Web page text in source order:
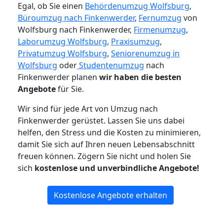
Egal, ob Sie einen Behördenumzug Wolfsburg,
Büroumzug nach Finkenwerder, Fernumzug von
Wolfsburg nach Finkenwerder, Firmenumzug,
Laborumzug Wolfsburg, Praxisumzug,
Privatumzug Wolfsburg, Seniorenumzug in
Wolfsburg oderStudentenumzug nach
Finkenwerder planen wir haben die besten
Angebotefür Sie.
Wir sind für jede Art von Umzug nach
Finkenwerder gerüstet. Lassen Sie uns dabei
helfen, den Stress und die Kosten zu minimieren,
damit Sie sich auf Ihren neuen Lebensabschnitt
freuen können. Zögern Sie nicht und holen Sie
sich kostenlose und unverbindliche Angebote!
Kostenlose Angebote erhalten